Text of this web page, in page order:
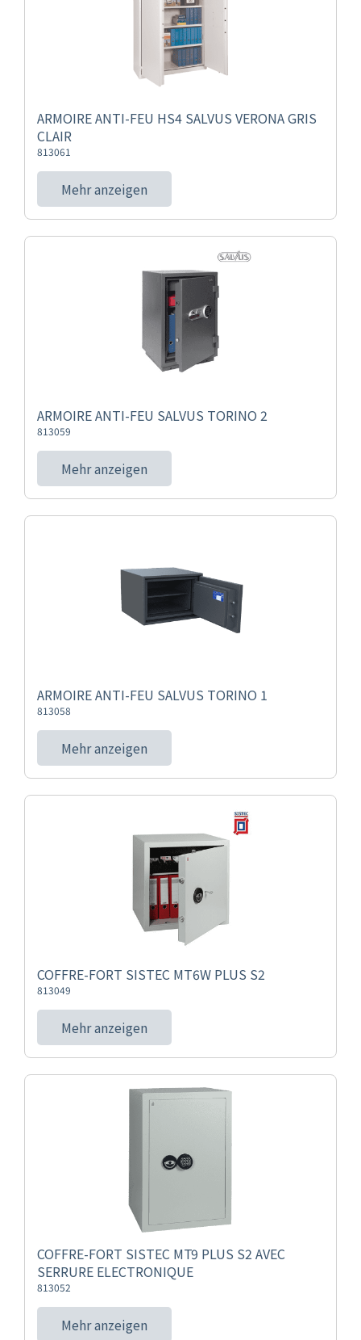
ARMOIRE ANTI-FEU HS4 SALVUS VERONA GRIS
CLAIR
813061
Mehr anzeigen
ARMOIRE ANTI-FEU SALVUS TORINO 2
813059
Mehr anzeigen
ARMOIRE ANTI-FEU SALVUS TORINO 1
813058
Mehr anzeigen
COFFRE-FORT SISTEC MT6W PLUS S2
813049
Mehr anzeigen
COFFRE-FORT SISTEC MT9 PLUS S2 AVEC
SERRURE ELECTRONIQUE
813052
Mehr anzeigen